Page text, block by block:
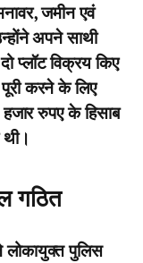
जमीन एवं
अपने साथी
प्लॉट विक्रय किए
करने के लिए
हजार रुपए के हिसाब
गठित
लोकायुक्त पुलिस